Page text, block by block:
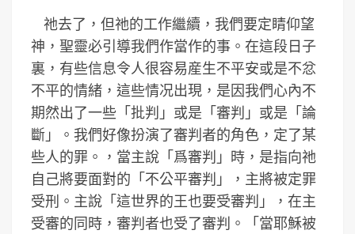
祂去了，但祂的工作繼續，我們要定睛仰望
神，聖靈必引導我們作當作的事。在這段日子
裏，有些信息令人很容易産生不平安或是不忿
不平的情緒，這些情况出現，是因我們心內不
期然出了一些「批判」或是「審判」或是「論
斷」。我們好像扮演了審判者的角色，定了某
些人的罪。，當主說「爲審判」時，是指向祂
自己將要面對的「不公平審判」，主將被定罪
受刑。主說「這世界的王也要受審判」，在主
受審的同時，審判者也受了審判。「當耶穌被